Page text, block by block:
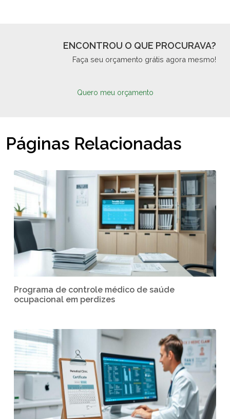
ENCONTROU O QUE PROCURAVA?
Faça seu orçamento grátis agora mesmo!
Quero meu orçamento
Páginas Relacionadas
Programa de controle médico de saúde
ocupacional em perdizes